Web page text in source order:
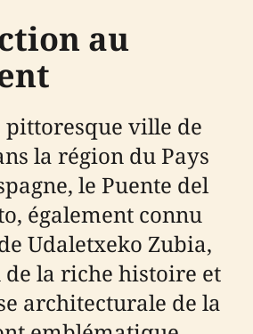
au
pittoresque ville de
la région du Pays
le Puente del
également connu
Udaletxeko Zubia,
de la riche histoire et
architecturale de la